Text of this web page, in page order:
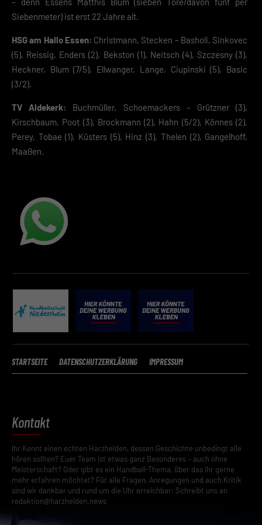
Siebenmeter) ist erst 22 Jahre alt.
HSG am Hallo Essen: Christmann, Stecken – Basholi, Sinkovec
(5), Reissig, Enders (2), Bekston (1), Neitsch (4), Szczesny (3),
Heckner, Blum (7/5), Ellwanger, Lange, Ciupinski (5), Basic
(3/2).
TV Aldekerk: Buchmüller, Schoemackers – Grützner (3),
Kirschbaum, Poot (3), Brockmann (2), Hahn (5/2), Könnes (2),
Perey, Tobae (1), Küsters (5), Hinz (3), Thelen (2), Gangelhoff,
Maaßen.
STARTSEITE DATENSCHUTZERKLÄRUNG IMPRESSUM
Kontakt
Ihr Kennt einen echten Harzhelden, dessen Geschichte unbedingt alle
hören sollten? Euer Team ist etwas ganz Besonderes – auch ohne
Meisterschaft? Oder gibt es ein Handball-Thema, über das ihr gerne
mehr erfahren möchtet? Für alle Fragen, Anregungen und auch Kritik
sind wir dankbar und rund um die Uhr erreichbar: Schreibt uns an
redaktion@harzhelden.news
Speichern
Datenschutzeinstellungen
Essenziell (2)
Essenzielle Cookies ermöglichen grundlegende Funktionen und sind für die
einwandfreie Funktion der Website erforderlich.